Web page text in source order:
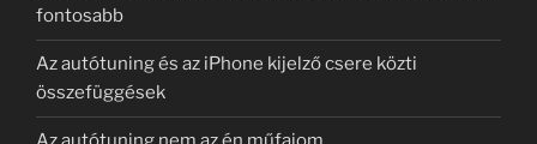
fontosabb
Az autótuning és az iPhone kijelző csere közti
összefüggések